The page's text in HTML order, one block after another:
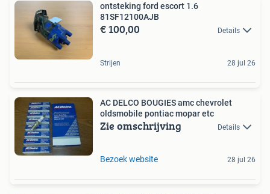
ontsteking ford escort 1.6
81SF12100AJB
€ 100,00 Details
Strijen 28 jul 26
AC DELCO BOUGIES amc chevrolet
oldsmobile pontiac mopar etc
Zie omschrijving Details
Bezoek website 28 jul 26